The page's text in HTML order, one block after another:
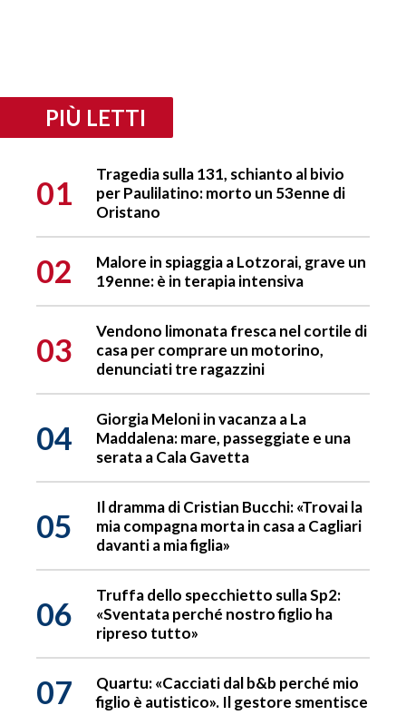
PIÙ LETTI
01
Tragedia sulla 131, schianto al bivio
per Paulilatino: morto un 53enne di
Oristano
02
Malore in spiaggia a Lotzorai, grave un
19enne: è in terapia intensiva
03
Vendono limonata fresca nel cortile di
casa per comprare un motorino,
denunciati tre ragazzini
04
Giorgia Meloni in vacanza a La
Maddalena: mare, passeggiate e una
serata a Cala Gavetta
05
Il dramma di Cristian Bucchi: «Trovai la
mia compagna morta in casa a Cagliari
davanti a mia figlia»
06
Truffa dello specchietto sulla Sp2:
«Sventata perché nostro figlio ha
ripreso tutto»
07
Quartu: «Cacciati dal b&b perché mio
figlio è autistico». Il gestore smentisce